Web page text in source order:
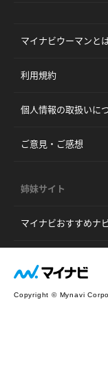
マイナビウーマンと
利用規約
個人情報の取扱いに
ご意見・ご感想
姉妹サイト
マイナビおすすめナ
Copyright © Mynavi